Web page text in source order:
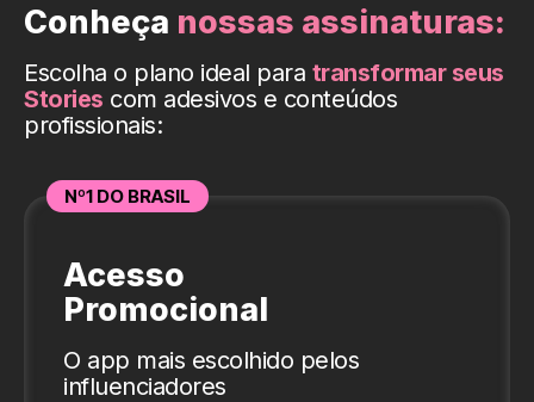
Conheça nossas assinaturas:
Escolha o plano ideal para transformar seus
Stories com adesivos e conteúdos
profissionais:
Nº1 DO BRASIL
Acesso
Promocional
O app mais escolhido pelos
influenciadores